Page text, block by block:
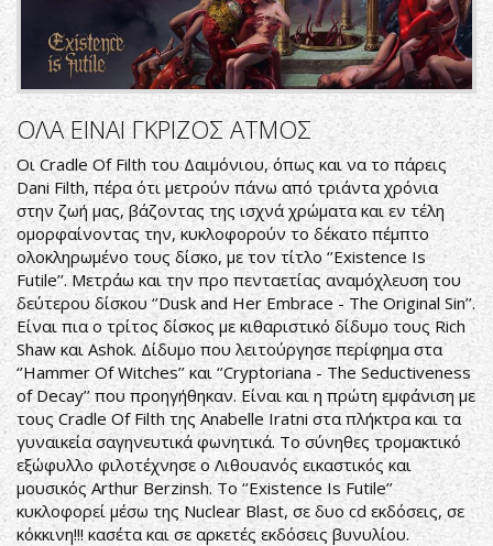
ΟΛΑ ΕΙΝΑΙ ΓΚΡΙΖΟΣ ΑΤΜΟΣ
Οι Cradle Of Filth του Δαιμόνιου, όπως και να το πάρεις
Dani Filth, πέρα ότι μετρούν πάνω από τριάντα χρόνια
στην ζωή μας, βάζοντας της ισχνά χρώματα και εν τέλη
ομορφαίνοντας την, κυκλοφορούν το δέκατο πέμπτο
ολοκληρωμένο τους δίσκο, με τον τίτλο ‘’Existence Is
Futile’’. Μετράω και την προ πενταετίας αναμόχλευση του
δεύτερου δίσκου ‘’Dusk and Her Embrace - The Original Sin’’.
Είναι πια ο τρίτος δίσκος με κιθαριστικό δίδυμο τους Rich
Shaw και Ashok. Δίδυμο που λειτούργησε περίφημα στα
‘’Hammer Of Witches’’ και ‘’Cryptoriana - The Seductiveness
of Decay’’ που προηγήθηκαν. Είναι και η πρώτη εμφάνιση με
τους Cradle Of Filth της Anabelle Iratni στα πλήκτρα και τα
γυναικεία σαγηνευτικά φωνητικά. Το σύνηθες τρομακτικό
εξώφυλλο φιλοτέχνησε ο Λιθουανός εικαστικός και
μουσικός Arthur Berzinsh. Το ‘’Existence Is Futile’’
κυκλοφορεί μέσω της Nuclear Blast, σε δυο cd εκδόσεις, σε
κόκκινη!!! κασέτα και σε αρκετές εκδόσεις βυνυλίου.